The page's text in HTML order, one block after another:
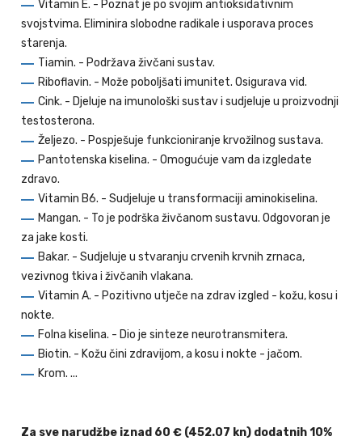
Vitamin E. - Poznat je po svojim antioksidativnim
svojstvima. Eliminira slobodne radikale i usporava proces
starenja.
Tiamin. - Podržava živčani sustav.
Riboflavin. - Može poboljšati imunitet. Osigurava vid.
Cink. - Djeluje na imunološki sustav i sudjeluje u proizvodnji
testosterona.
Željezo. - Pospješuje funkcioniranje krvožilnog sustava.
Pantotenska kiselina. - Omogućuje vam da izgledate
zdravo.
Vitamin B6. - Sudjeluje u transformaciji aminokiselina.
Mangan. - To je podrška živčanom sustavu. Odgovoran je
za jake kosti.
Bakar. - Sudjeluje u stvaranju crvenih krvnih zrnaca,
vezivnog tkiva i živčanih vlakana.
Vitamin A. - Pozitivno utječe na zdrav izgled - kožu, kosu i
nokte.
Folna kiselina. - Dio je sinteze neurotransmitera.
Biotin. - Kožu čini zdravijom, a kosu i nokte - jačom.
Krom. ...
Za sve narudžbe iznad 60 € (452.07 kn) dodatnih 10%